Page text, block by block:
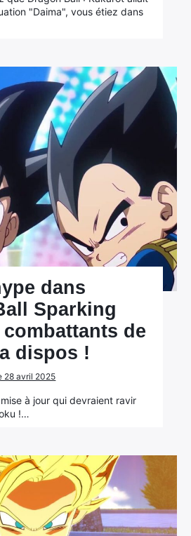
"Daima", vous étiez dans
dans
Sparking
de
dispos !
28 avril 2025
à jour qui devraient ravir
!…